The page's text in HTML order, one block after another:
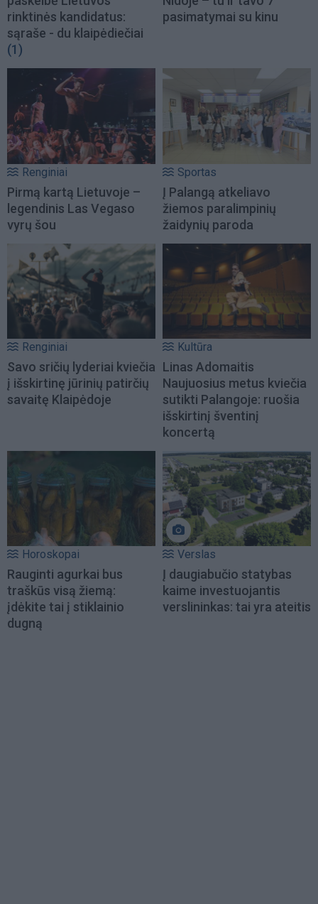
rinktinės kandidatus:
sąraše - du klaipėdiečiai
(1)
pasimatymai su kinu
Renginiai
Pirmą kartą Lietuvoje –
legendinis Las Vegaso
vyrų šou
Sportas
Į Palangą atkeliavo
žiemos paralimpinių
žaidynių paroda
Renginiai
Savo sričių lyderiai kviečia
į išskirtinę jūrinių patirčių
savaitę Klaipėdoje
Kultūra
Linas Adomaitis
Naujuosius metus kviečia
sutikti Palangoje: ruošia
išskirtinį šventinį
koncertą
Horoskopai
Rauginti agurkai bus
traškūs visą žiemą:
įdėkite tai į stiklainio
dugną
Verslas
Į daugiabučio statybas
kaime investuojantis
verslininkas: tai yra ateitis